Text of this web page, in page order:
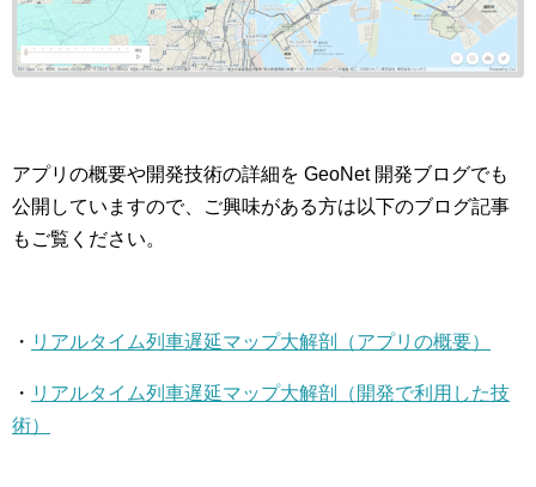
アプリの概要や開発技術の詳細を GeoNet 開発ブログでも
公開していますので、ご興味がある方は以下のブログ記事
もご覧ください。
・ リアルタイム列車遅延マップ大解剖（アプリの概要）
・ リアルタイム列車遅延マップ大解剖（開発で利用した技
術）